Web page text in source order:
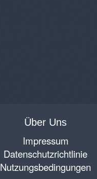
Über Uns
Impressum
Datenschutzrichtlinie
Nutzungsbedingungen